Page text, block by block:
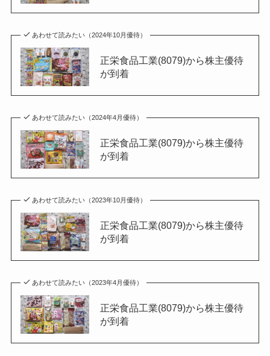
あわせて読みたい（2024年10月優待）
正栄食品工業(8079)から株主優待
が到着
あわせて読みたい（2024年4月優待）
正栄食品工業(8079)から株主優待
が到着
あわせて読みたい（2023年10月優待）
正栄食品工業(8079)から株主優待
が到着
あわせて読みたい（2023年4月優待）
正栄食品工業(8079)から株主優待
が到着